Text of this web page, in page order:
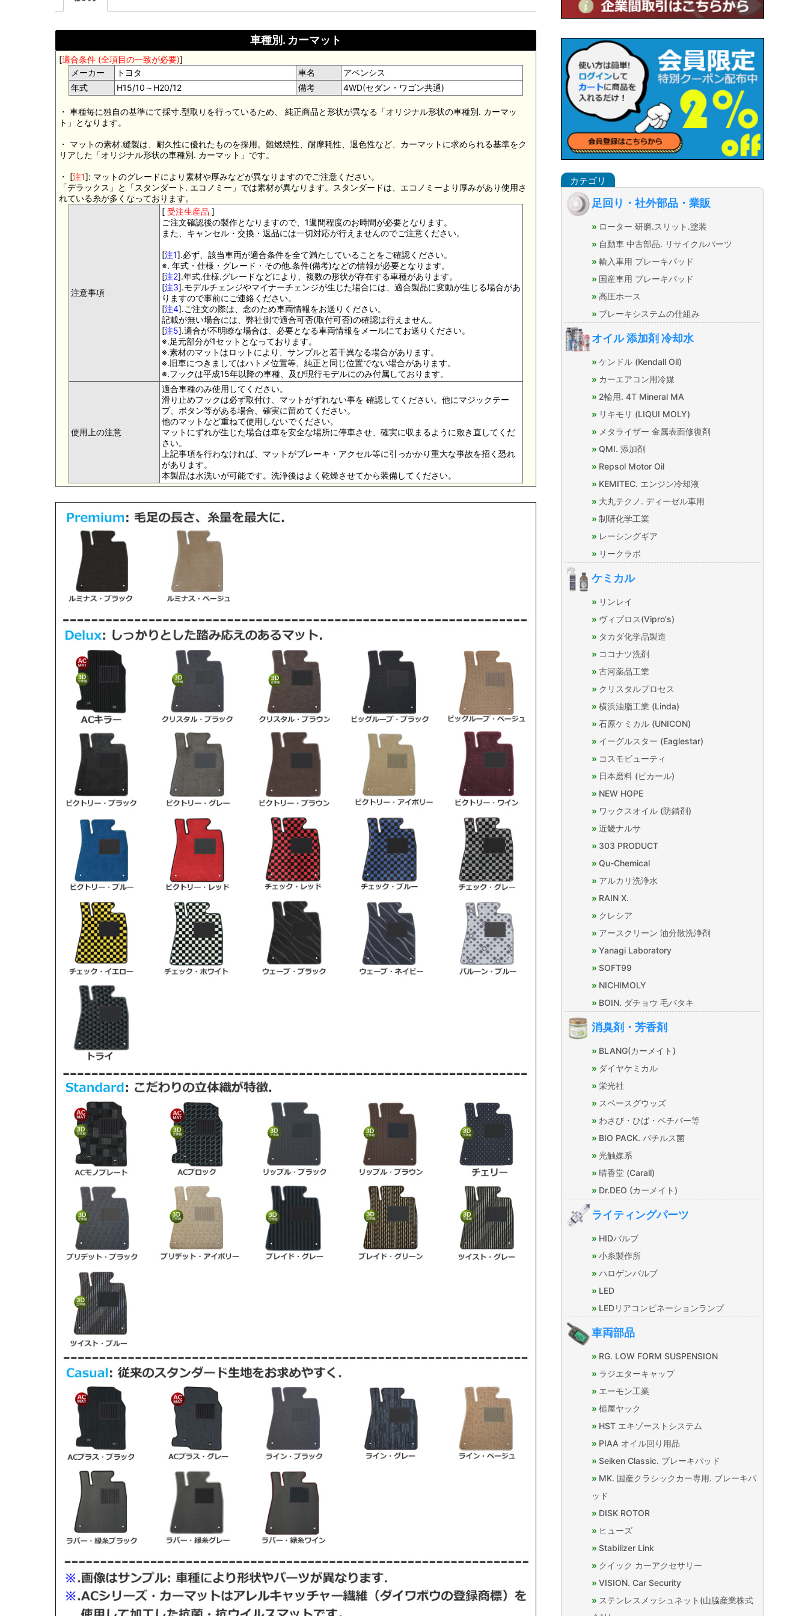
車種別. カーマット
[適合条件 (全項目の一致が必要)]
メーカー
トヨタ 車名
アベンシス
年式
H15/10～H20/12 備考 4WD(セダン・ワゴン共通)
・ 車種毎に独自の基準にて採寸.型取りを行っているため、 純正商品と形状が異なる「オリジナル形状の車種別. カーマッ
ト」となります。
・ マットの素材.縫製は、耐久性に優れたものを採用。難燃焼性、耐摩耗性、退色性など、カーマットに求められる基準をク
リアした「オリジナル形状の車種別. カーマット」です。
・ [注1]: マットのグレードにより素材や厚みなどが異なりますのでご注意ください。
「デラックス」と「スタンダート. エコノミー」では素材が異なります。スタンダードは、エコノミーより厚みがあり使用さ
れている糸が多くなっております。
注意事項
[ 受注生産品 ]
ご注文確認後の製作となりますので、1週間程度のお時間が必要となります。
また、キャンセル・交換・返品には一切対応が行えませんのでご注意ください。
[注1].必ず、該当車両が適合条件を全て満たしていることをご確認ください。
※. 年式・仕様・グレード・その他.条件(備考)などの情報が必要となります。
[注2].年式.仕様.グレードなどにより、複数の形状が存在する車種があります。
[注3].モデルチェンジやマイナーチェンジが生じた場合には、適合製品に変動が生じる場合があ
りますので事前にご連絡ください。
[注4].ご注文の際は、念のため車両情報をお送りください。
記載が無い場合には、弊社側で適合可否(取付可否)の確認は行えません。
[注5].適合が不明瞭な場合は、必要となる車両情報をメールにてお送りください。
※.足元部分が1セットとなっております。
※.素材のマットはロットにより、サンプルと若干異なる場合があります。
※.旧車につきましてはハトメ位置等、純正と同じ位置でない場合があります。
※.フックは平成15年以降の車種、及び現行モデルにのみ付属しております。
使用上の注意
適合車種のみ使用してください。
滑り止めフックは必ず取付け、マットがずれない事を 確認してください。他にマジックテー
プ、ボタン等がある場合、確実に留めてください。
他のマットなど重ねて使用しないでください。
マットにずれが生じた場合は車を安全な場所に停車させ、確実に収まるように敷き直してくだ
さい。
上記事項を行わなければ、マットがブレーキ・アクセル等に引っかかり重大な事故を招く恐れ
があります。
本製品は水洗いが可能です。洗浄後はよく乾燥させてから装備してください。
足回り・社外部品・業販
ローター 研磨.スリット.塗装
自動車 中古部品. リサイクルパーツ
輸入車用 ブレーキパッド
国産車用 ブレーキパッド
高圧ホース
ブレーキシステムの仕組み
オイル 添加剤 冷却水
ケンドル (Kendall Oil)
カーエアコン用冷媒
2輪用. 4T Mineral MA
リキモリ (LIQUI MOLY)
メタライザー 金属表面修復剤
QMI. 添加剤
Repsol Motor Oil
KEMITEC. エンジン冷却液
大丸テクノ. ディーゼル車用
制研化学工業
レーシングギア
リークラボ
ケミカル
リンレイ
ヴィプロス(Vipro's)
タカダ化学品製造
ココナツ洗剤
古河薬品工業
クリスタルプロセス
横浜油脂工業 (Linda)
石原ケミカル (UNICON)
イーグルスター (Eaglestar)
コスモビューティ
日本磨料 (ピカール)
NEW HOPE
ワックスオイル (防錆剤)
近畿ナルサ
303 PRODUCT
Qu-Chemical
アルカリ洗浄水
RAIN X.
クレシア
アースクリーン 油分散洗浄剤
Yanagi Laboratory
SOFT99
NICHIMOLY
BOIN. ダチョウ 毛バタキ
消臭剤・芳香剤
BLANG(カーメイト)
ダイヤケミカル
栄光社
スペースグウッズ
わさび・ひば・ベチバー等
BIO PACK. バチルス菌
光触媒系
晴香堂 (Carall)
Dr.DEO (カーメイト)
ライティングパーツ
HIDバルブ
小糸製作所
ハロゲンバルブ
LED
LEDリアコンビネーションランプ
車両部品
RG. LOW FORM SUSPENSION
ラジエターキャップ
エーモン工業
槌屋ヤック
HST エキゾーストシステム
PIAA オイル回り用品
Seiken Classic. ブレーキパッド
MK. 国産クラシックカー専用. ブレーキパ
ッド
DISK ROTOR
ヒューズ
Stabilizer Link
クイック カーアクセサリー
VISION. Car Security
ステンレスメッシュネット(山脇産業株式